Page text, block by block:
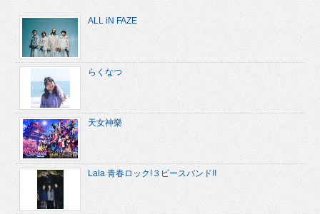
ALL iN FAZE
らくなつ
天女神樂
Lala 青春ロック!３ピースバンド!!